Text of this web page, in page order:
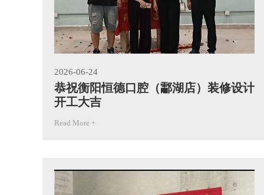
2026-06-24
恭祝衡阳恒德口腔（酃湖店）装修设计
开工大吉
Read More +